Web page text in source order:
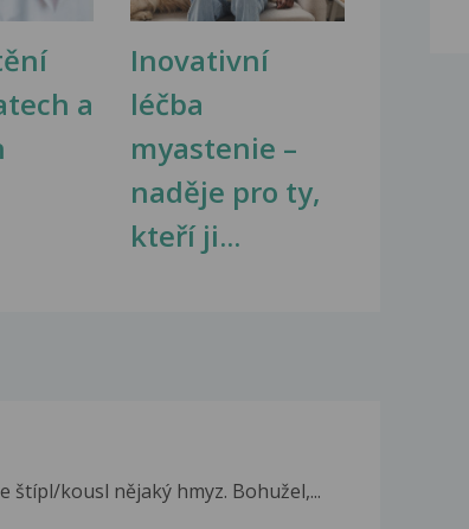
a
Inovativní
léčba
myastenie –
naděje pro ty,
kteří ji...
štípl/kousl nějaký hmyz. Bohužel,...